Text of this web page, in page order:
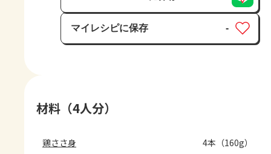
マイレシピに保存
保存済み
-
材料（4人分）
鶏ささ身 4本（160g）